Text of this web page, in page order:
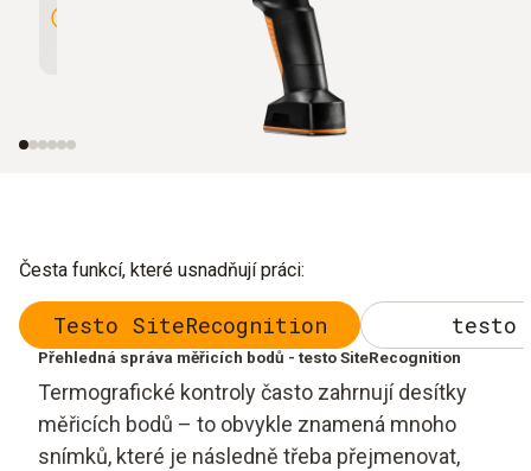
rozšířené na 640 x 480 pixelů s
technologií testo SuperResolution
Česta funkcí, které usnadňují práci:
Testo SiteRecognition testo
Přehledná správa měřicích bodů - testo SiteRecognition
Termografické kontroly často zahrnují desítky
měřicích bodů – to obvykle znamená mnoho
snímků, které je následně třeba přejmenovat,